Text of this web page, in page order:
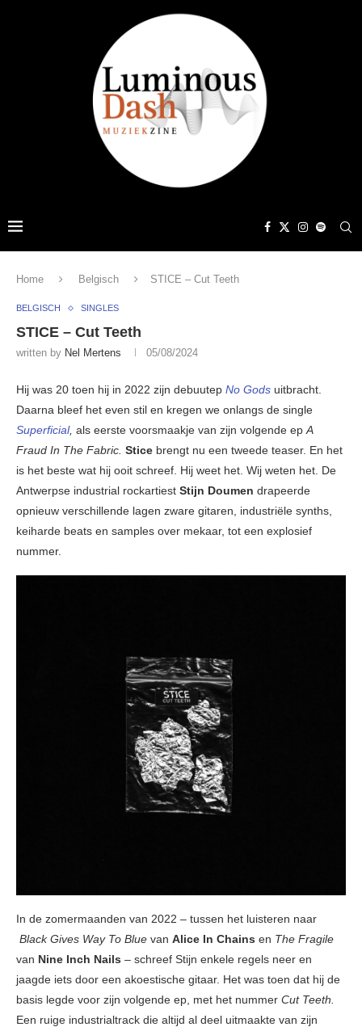
Home Belgisch STICE – Cut Teeth
BELGISCH SINGLES
STICE – Cut Teeth
written by Nel Mertens 05/08/2024
Hij was 20 toen hij in 2022 zijn debuutep No Gods uitbracht.
Daarna bleef het even stil en kregen we onlangs de single
Superficial, als eerste voorsmaakje van zijn volgende epA
Fraud In The Fabric. Stice brengt nu een tweede teaser. En het
is het beste wat hij ooit schreef. Hij weet het. Wij weten het. De
Antwerpse industrial rockartiest Stijn Doumen drapeerde
opnieuw verschillende lagen zware gitaren, industriële synths,
keiharde beats en samples over mekaar, tot een explosief
nummer.
In de zomermaanden van 2022 – tussen het luisteren naar
Black Gives Way To Blue van Alice In Chains en The Fragile
van Nine Inch Nails – schreef Stijn enkele regels neer en
jaagde iets door een akoestische gitaar. Het was toen dat hij de
basis legde voor zijn volgende ep, met het nummer Cut Teeth.
Een ruige industrialtrack die altijd al deel uitmaakte van zijn